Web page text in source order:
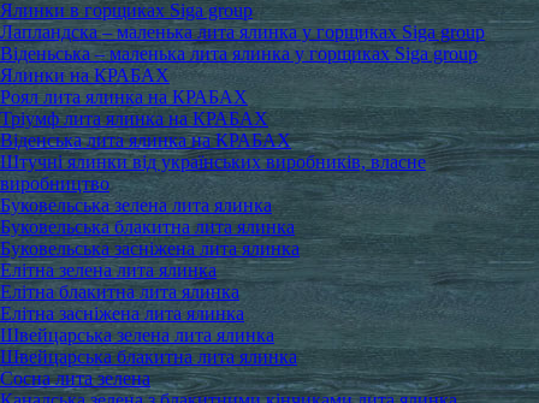
Ялинки в горщиках Siga group
Лапландска – маленька лита ялинка у горщиках Siga group
Віденьська – маленька лита ялинка у горщиках Siga group
Ялинки на КРАБАХ
Роял лита ялинка на КРАБАХ
Тріумф лита ялинка на КРАБАХ
Віденська лита ялинка на КРАБАХ
Штучні ялинки від українських виробників, власне
виробництво
Буковельська зелена лита ялинка
Буковельська блакитна лита ялинка
Буковельська засніжена лита ялинка
Елітна зелена лита ялинка
Елітна блакитна лита ялинка
Елітна засніжена лита ялинка
Швейцарська зелена лита ялинка
Швейцарська блакитна лита ялинка
Сосна лита зелена